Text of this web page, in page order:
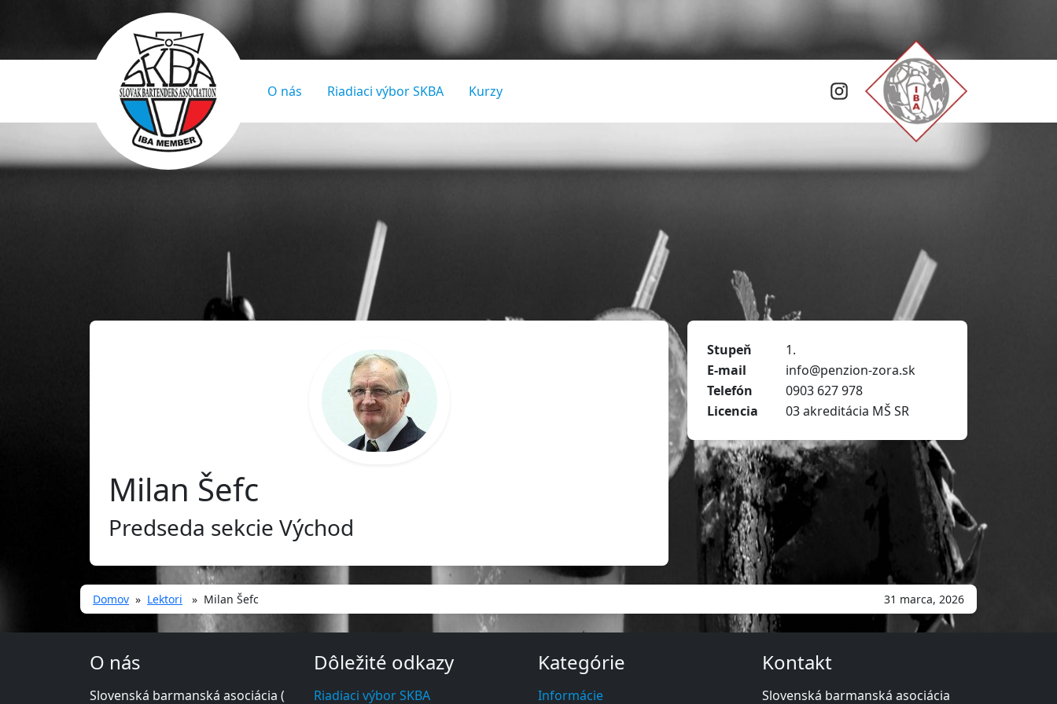
O nás Riadiaci výbor SKBA Kurzy
Milan Šefc
Predseda sekcie Východ
Stupeň
1.
E-mail
info@penzion-zora.sk
Telefón
0903 627 978
Licencia
03 akreditácia MŠ SR
Domov » Lektori » Milan Šefc 31 marca, 2026
O nás
Slovenská barmanská asociácia (
Dôležité odkazy
Riadiaci výbor SKBA
Kategórie
Informácie
Kontakt
Slovenská barmanská asociácia